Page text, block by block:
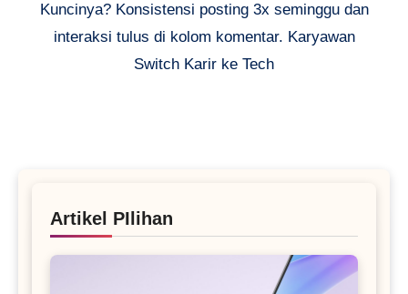
Kuncinya? Konsistensi posting 3x seminggu dan
interaksi tulus di kolom komentar. Karyawan
Switch Karir ke Tech
Artikel PIlihan